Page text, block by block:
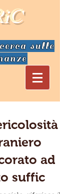
sulle
ad
suffic